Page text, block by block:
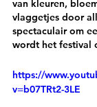
van kleuren,
vlaggetjes door
spectaculair om
wordt het festival
https://
v=b07TRt2-3LE